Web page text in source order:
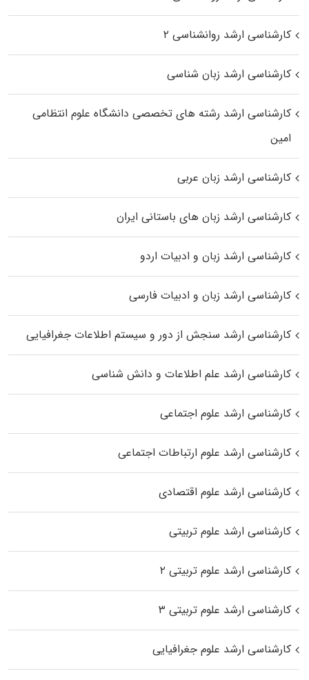
کارشناسی ارشد روانشناسی ۲
کارشناسی ارشد زبان شناسی
کارشناسی ارشد رﺷﺘﻪ ﻫﺎی تخصصی داﻧﺸﮕﺎه ﻋﻠﻮم انتظامی
اﻣﻴﻦ
کارشناسی ارشد زبان عربی
کارشناسی ارشد زبان‌ های باستانی ایران
کارشناسی ارشد زبان و ادبیات اردو
کارشناسی ارشد زبان و ادبیات فارسی
کارشناسی ارشد سنجش از دور و سیستم اطلاعات جغرافیایی
کارشناسی ارشد علم اطلاعات و دانش شناسی
کارشناسی ارشد علوم اجتماعی
کارشناسی ارشد علوم ارتباطات اجتماعی
کارشناسی ارشد علوم اقتصادی
کارشناسی ارشد علوم تربیتی
کارشناسی ارشد علوم تربیتی ۲
کارشناسی ارشد علوم تربیتی ۳
کارشناسی ارشد علوم جغرافیایی